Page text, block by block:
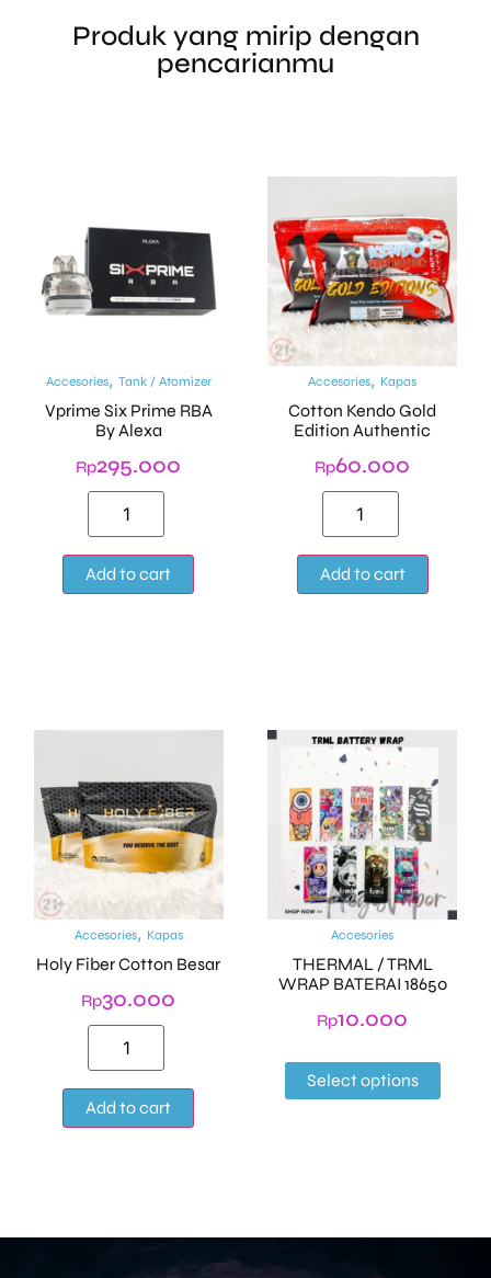
Produk yang mirip dengan
pencarianmu
Accesories, Tank / Atomizer
Vprime Six Prime RBA
By Alexa
Rp295.000
Add to cart
Accesories, Kapas
Cotton Kendo Gold
Edition Authentic
Rp60.000
Add to cart
Accesories, Kapas
Holy Fiber Cotton Besar
Rp30.000
Add to cart
Accesories
THERMAL / TRML
WRAP BATERAI 18650
Rp10.000
Select options